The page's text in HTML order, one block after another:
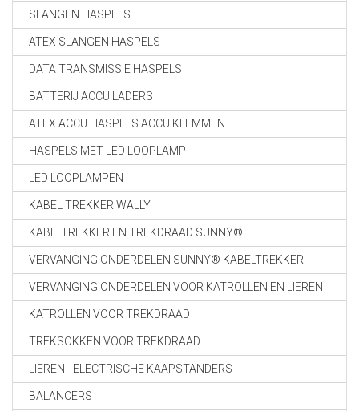
SLANGEN HASPELS
ATEX SLANGEN HASPELS
DATA TRANSMISSIE HASPELS
BATTERIJ ACCU LADERS
ATEX ACCU HASPELS ACCU KLEMMEN
HASPELS MET LED LOOPLAMP
LED LOOPLAMPEN
KABEL TREKKER WALLY
KABELTREKKER EN TREKDRAAD SUNNY®
VERVANGING ONDERDELEN SUNNY® KABELTREKKER
VERVANGING ONDERDELEN VOOR KATROLLEN EN LIEREN
KATROLLEN VOOR TREKDRAAD
TREKSOKKEN VOOR TREKDRAAD
LIEREN - ELECTRISCHE KAAPSTANDERS
BALANCERS